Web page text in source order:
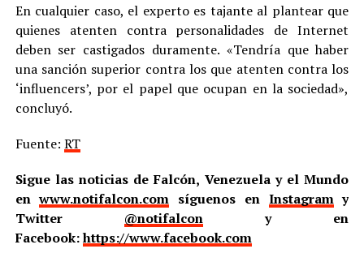
En cualquier caso, el experto es tajante al plantear que
quienes atenten contra personalidades de Internet
deben ser castigados duramente. «Tendría que haber
una sanción superior contra los que atenten contra los
‘influencers’, por el papel que ocupan en la sociedad»,
concluyó.
Fuente: RT
Sigue las noticias de Falcón, Venezuela y el Mundo
enwww.notifalcon.com síguenos en Instagramy
Twitter @notifalcony en
Facebook:https://www.facebook.com